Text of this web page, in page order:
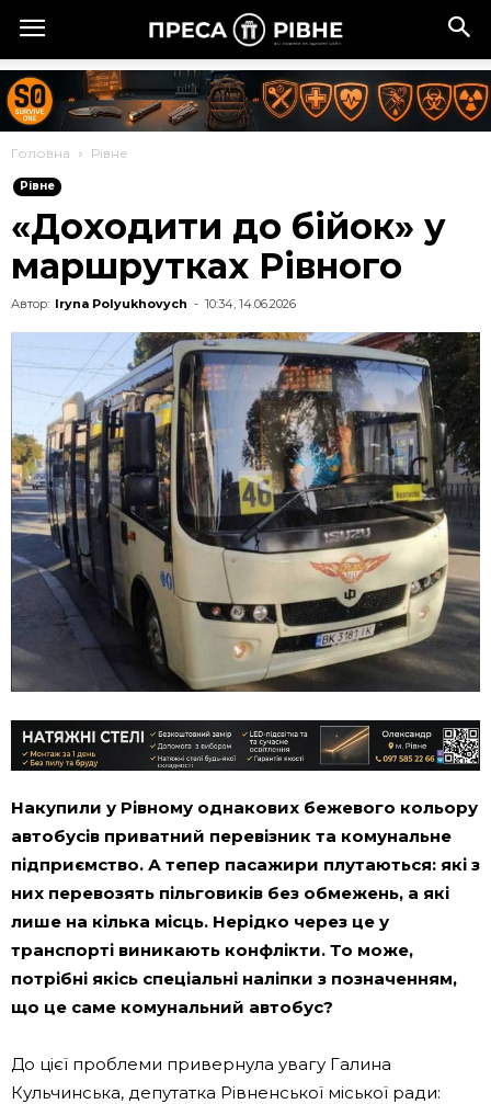
Головна Рівне
Рівне
«Доходити до бійок» у
маршрутках Рівного
Автор: Iryna Polyukhovych - 10:34, 14.06.2026
Накупили у Рівному однакових бежевого кольору
автобусів приватний перевізник та комунальне
підприємство. А тепер пасажири плутаються: які з
них перевозять пільговиків без обмежень, а які
лише на кілька місць. Нерідко через це у
транспорті виникають конфлікти. То може,
потрібні якісь спеціальні наліпки з позначенням,
що це саме комунальний автобус?
До цієї проблеми привернула увагу Галина
Кульчинська, депутатка Рівненської міської ради: